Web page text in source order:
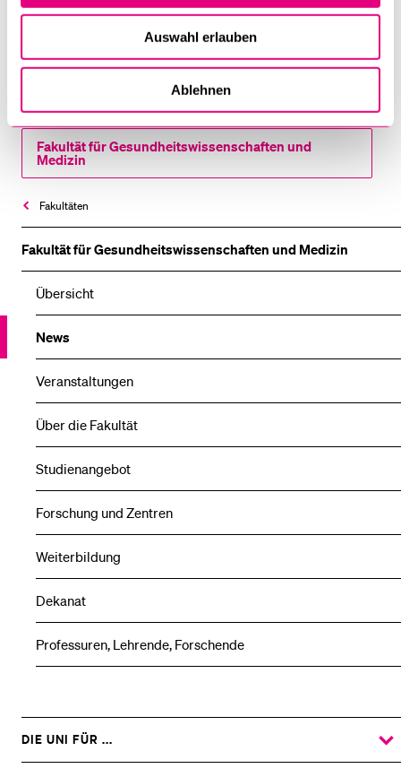
Auswahl erlauben
Ablehnen
Fakultäten
Fakultät für Gesundheits­­wissenschaften und Medizin
Übersicht
News
Veranstaltungen
Über die Fakultät
Studienangebot
Forschung und Zentren
Weiterbildung
Dekanat
Professuren, Lehrende, Forschende
an die Universität Luzern.
Fakultät für Gesundheits­­wissenschaften und
Medizin
DIE UNI FÜR ...
ZEIGE
DAS